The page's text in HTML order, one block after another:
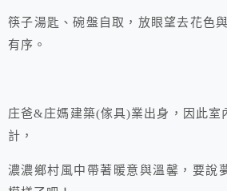
筷子湯匙、碗盤自取，放眼望去花色
有序。
庄爸&庄媽建築(傢具)業出身，因此室
計，
濃濃鄉村風中帶著暖意與溫馨，要說